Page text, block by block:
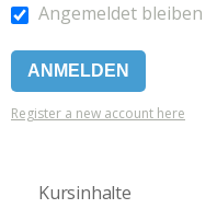
Angemeldet bleiben
Register a new account here
Kursinhalte